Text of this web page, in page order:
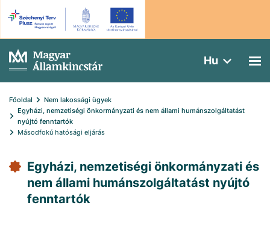
Hu
Főoldal
Nem lakossági ügyek
Egyházi, nemzetiségi önkormányzati és nem állami humánszolgáltatást
nyújtó fenntartók
Másodfokú hatósági eljárás
Egyházi, nemzetiségi önkormányzati és
nem állami humánszolgáltatást nyújtó
fenntartók